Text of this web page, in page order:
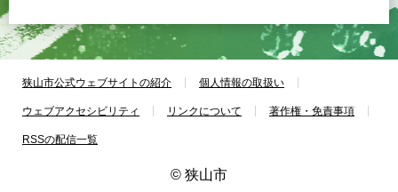
狭山市公式ウェブサイトの紹介 個人情報の取扱い
ウェブアクセシビリティ リンクについて 著作権・免責事項
RSSの配信一覧
© 狭山市